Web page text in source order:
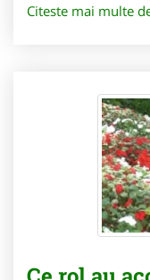
Citeste mai multe